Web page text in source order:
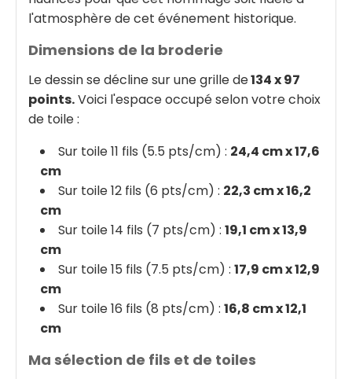
l'atmosphère de cet événement historique.
Dimensions de la broderie
Le dessin se décline sur une grille de134 x 97
points.Voici l'espace occupé selon votre choix
de toile :
Sur toile 11 fils (5.5 pts/cm) : 24,4 cm x 17,6
cm
Sur toile 12 fils (6 pts/cm) : 22,3 cm x 16,2
cm
Sur toile 14 fils (7 pts/cm) : 19,1 cm x 13,9
cm
Sur toile 15 fils (7.5 pts/cm) : 17,9 cm x 12,9
cm
Sur toile 16 fils (8 pts/cm) : 16,8 cm x 12,1
cm
Ma sélection de fils et de toiles